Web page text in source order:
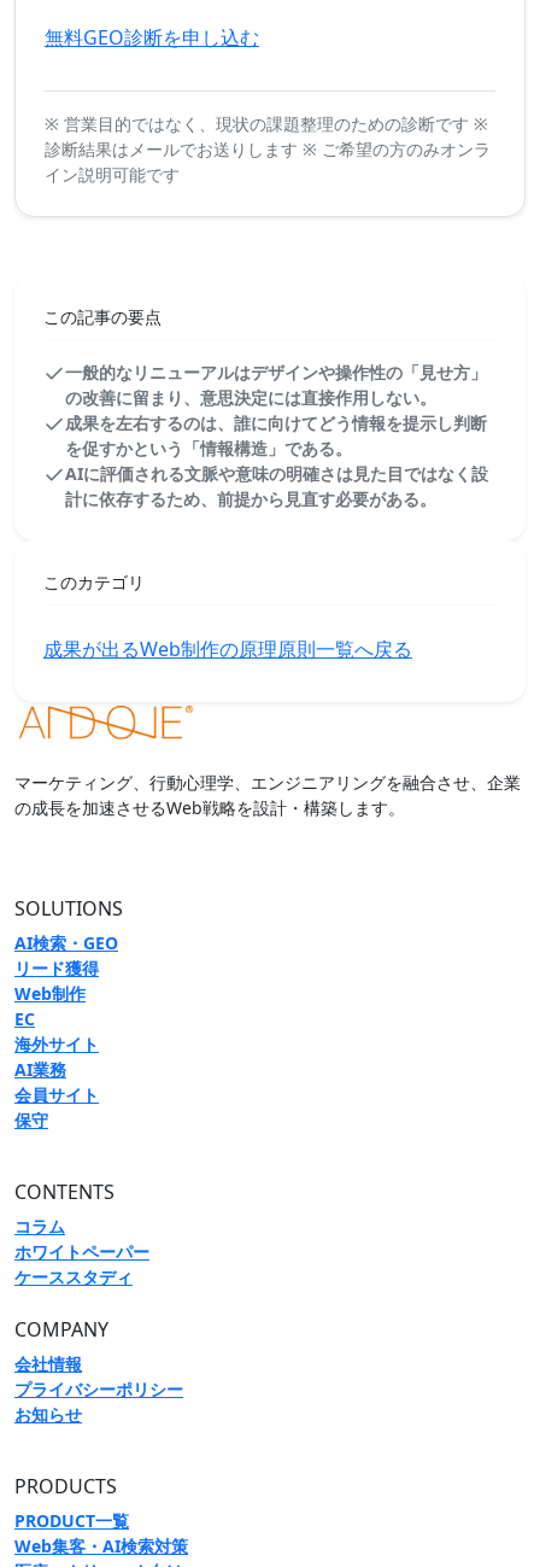
無料GEO診断を申し込む
※ 営業目的ではなく、現状の課題整理のための診断です ※
診断結果はメールでお送りします ※ ご希望の方のみオンラ
イン説明可能です
この記事の要点
一般的なリニューアルはデザインや操作性の「見せ方」
の改善に留まり、意思決定には直接作用しない。
成果を左右するのは、誰に向けてどう情報を提示し判断
を促すかという「情報構造」である。
AIに評価される文脈や意味の明確さは見た目ではなく設
計に依存するため、前提から見直す必要がある。
このカテゴリ
成果が出るWeb制作の原理原則一覧へ戻る
マーケティング、行動心理学、エンジニアリングを融合させ、企業
の成長を加速させるWeb戦略を設計・構築します。
SOLUTIONS
AI検索・GEO
リード獲得
Web制作
EC
海外サイト
AI業務
会員サイト
保守
CONTENTS
コラム
ホワイトペーパー
ケーススタディ
COMPANY
会社情報
プライバシーポリシー
お知らせ
PRODUCTS
PRODUCT一覧
Web集客・AI検索対策